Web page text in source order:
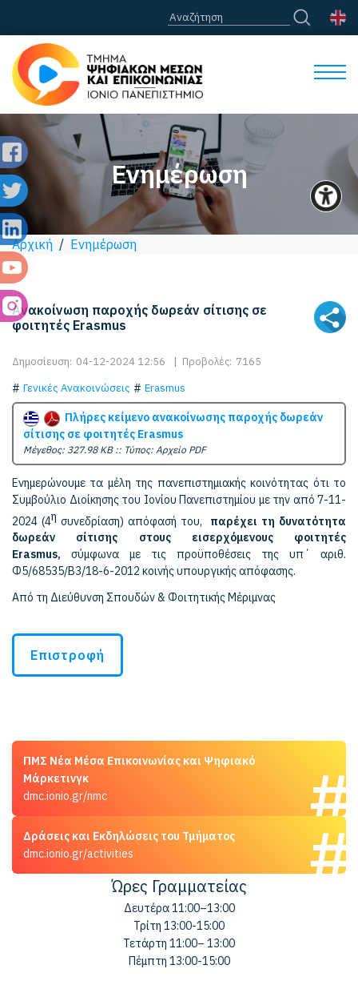
Ενημέρωση
Αρχική / Ενημέρωση
Ανακοίνωση παροχής δωρεάν σίτισης σε
φοιτητές Erasmus
Δημοσίευση: 04-12-2024 12:56 | Προβολές: 7165
Γενικές Ανακοινώσεις Erasmus
Πλήρες κείμενο ανακοίνωσης παροχής δωρεάν
σίτισης σε φοιτητές Erasmus
Mέγεθος: 327.98 KB :: Τύπος: Αρχείο PDF
Ενημερώνουμε τα μέλη της πανεπιστημιακής κοινότητας ότι το
Συμβούλιο Διοίκησης του Ιονίου Πανεπιστημίου με την από 7-11-
2024 (4η συνεδρίαση) απόφασή του, παρέχει τη δυνατότητα
δωρεάν σίτισης στους εισερχόμενους φοιτητές
Εrasmus, σύμφωνα με τις προϋποθέσεις της υπ΄ αριθ.
Φ5/68535/Β3/18-6-2012 κοινής υπουργικής απόφασης.
Από τη Διεύθυνση Σπουδών & Φοιτητικής Μέριμνας
Επιστροφή
ΠΜΣ Νέα Μέσα Επικοινωνίας και Ψηφιακό
Μάρκετινγκ
dmc.ionio.gr/nmc
Δράσεις και Εκδηλώσεις του Τμήματος
dmc.ionio.gr/activities
Ώρες Γραμματείας
Δευτέρα 11:00–13:00
Τρίτη 13:00-15:00
Τετάρτη 11:00– 13:00
Πέμπτη 13:00-15:00